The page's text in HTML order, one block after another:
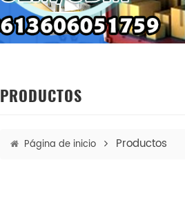
PRODUCTOS
Página de inicio Productos